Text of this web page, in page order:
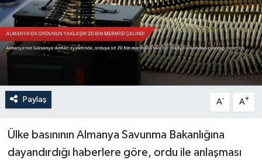
Paylaş A- A+
Ülke basınının Almanya Savunma Bakanlığına
dayandırdığı haberlere göre, ordu ile anlaşması
Spor
Türkiye